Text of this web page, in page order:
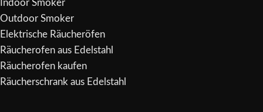
Indoor Smoker
Outdoor Smoker
Elektrische Räucheröfen
Räucherofen aus Edelstahl
Räucherofen kaufen
Räucherschrank aus Edelstahl